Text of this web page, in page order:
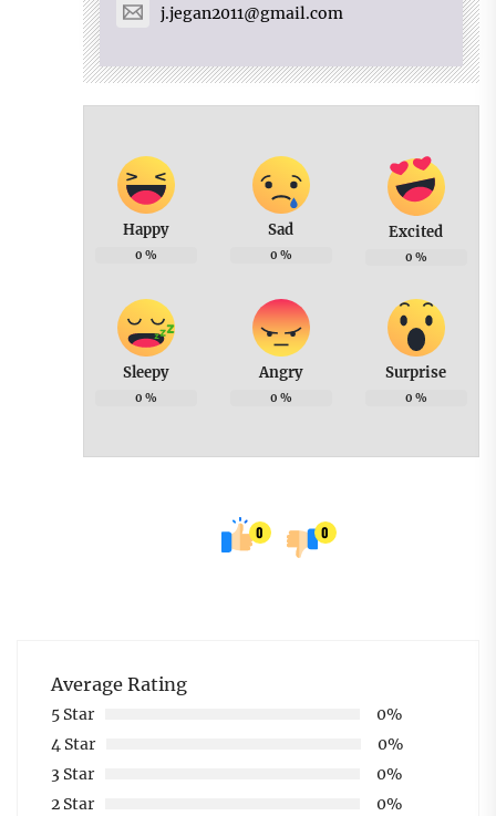
j.jegan2011@gmail.com
Happy
0 %
Sad
0 %
Excited
0 %
Sleepy
0 %
Angry
0 %
Surprise
0 %
0 0
Average Rating
5 Star
0%
4 Star
0%
3 Star
0%
2 Star
0%